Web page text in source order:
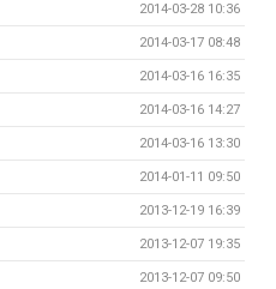
2014-03-28 10:36
2014-03-17 08:48
2014-03-16 16:35
2014-03-16 14:27
2014-03-16 13:30
2014-01-11 09:50
2013-12-19 16:39
2013-12-07 19:35
2013-12-07 09:50